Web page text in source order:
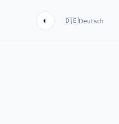
🇩🇪Deutsch
◐